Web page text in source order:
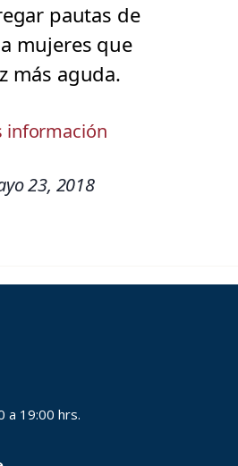
pautas de
mujeres que
más aguda.
información
23, 2018